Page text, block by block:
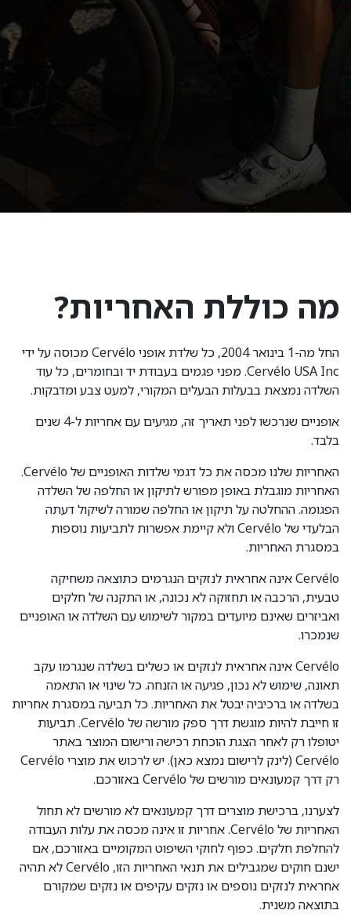
מה כוללת האחריות?
החל מה-1 בינואר 2004, כל שלדת אופני Cervélo מכוסה על ידי
Cervélo USA Inc. מפני פגמים בעבודת יד ובחומרים, כל עוד
השלדה נמצאת בבעלות הבעלים המקורי, למעט צבע ומדבקות.
אופניים שנרכשו לפני תאריך זה, מגיעים עם אחריות ל-4 שנים
בלבד.
האחריות שלנו מכסה את כל דגמי שלדות האופניים של Cervélo.
האחריות מוגבלת באופן מפורש לתיקון או החלפה של השלדה
הפגומה. ההחלטה על תיקון או החלפה שמורה לשיקול דעתה
הבלעדי של Cervélo ולא קיימת אפשרות לתביעות נוספות
במסגרת האחריות.
Cervélo אינה אחראית לנזקים הנגרמים כתוצאה משחיקה
טבעית, הרכבה או תחזוקה לא נכונה, או התקנה של חלקים
ואביזרים שאינם מיועדים במקור לשימוש עם השלדה או האופניים
שנמכרו.
Cervélo אינה אחראית לנזקים או כשלים בשלדה שנגרמו עקב
תאונה, שימוש לא נכון, פגיעה או הזנחה. כל שינוי או התאמה
בשלדה או ברכיביה יבטל את האחריות. כל תביעה במסגרת אחריות
זו חייבת להיות מוגשת דרך ספק מורשה של Cervélo. תביעות
יטופלו רק לאחר הצגת הוכחת רכישה ורישום המוצר באתר
Cervélo (לינק לרישום נמצא
כאן
). יש לרכוש את מוצרי Cervélo
רק דרך קמעונאים מורשים של Cervélo באזורכם.
לצערנו, ברכישת מוצרים דרך קמעונאים לא מורשים לא תחול
האחריות של Cervélo. אחריות זו אינה מכסה את עלות העבודה
להחלפת חלקים. כפוף לחוקי השיפוט המקומיים באזורכם, אם
ישנם חוקים שמגבילים את תנאי האחריות הזו, Cervélo לא תהיה
אחראית לנזקים נוספים או נזקים עקיפים או נזקים שמקורם
בתוצאה משנית.